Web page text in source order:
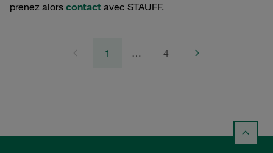
prenez alors contact avec STAUFF.
1 … 4